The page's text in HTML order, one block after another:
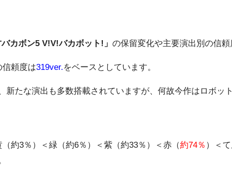
バカボン5 V!V!バカボット!」 の保留変化や主要演出別の信頼
頼度は319ver.をベースとしています。
たな演出も多数搭載されていますが、何故今作はロボッ
約3％）＜緑（約6％）＜紫（約33％）＜赤（約74％ ）＜